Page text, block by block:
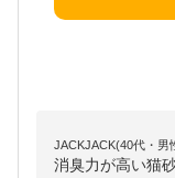
JACKJACK(40代・男
消臭力が高い猫